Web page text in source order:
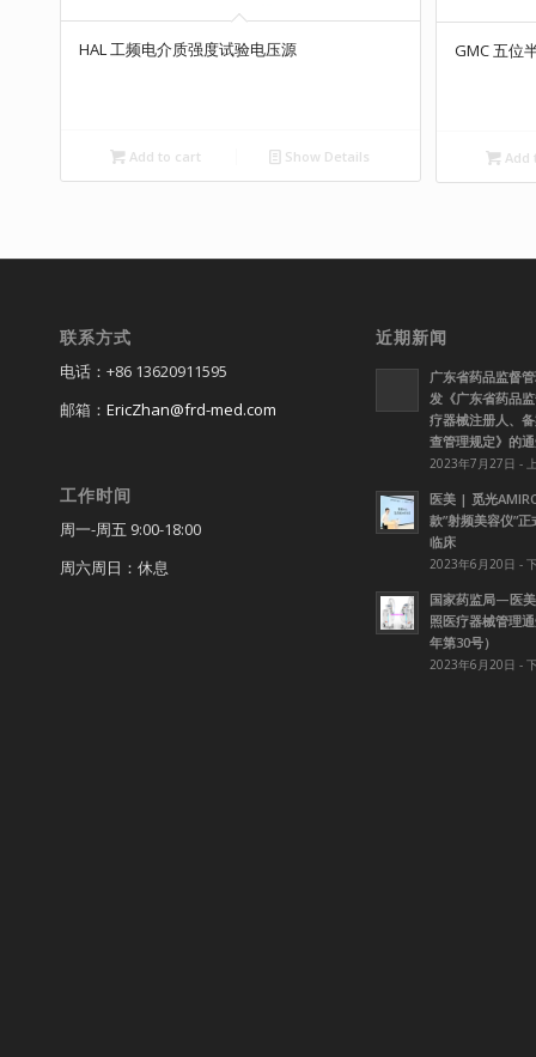
HAL 工频电介质强度试验电压源
Add to cart Show Details
GMC 五位
Add
联系方式
电话：+86 13620911595
邮箱： EricZhan@frd-med.com
工作时间
周一-周五 9:00-18:00
周六周日：休息
近期新闻
广东省药品监督
发《广东省药品
疗器械注册人、
查管理规定》的
2023年7月27日 -
医美 | 觅光
款”射频美容仪”
临床
2023年6月20日 -
国家药监局—医
照医疗器械管理
年第30号）
2023年6月20日 -